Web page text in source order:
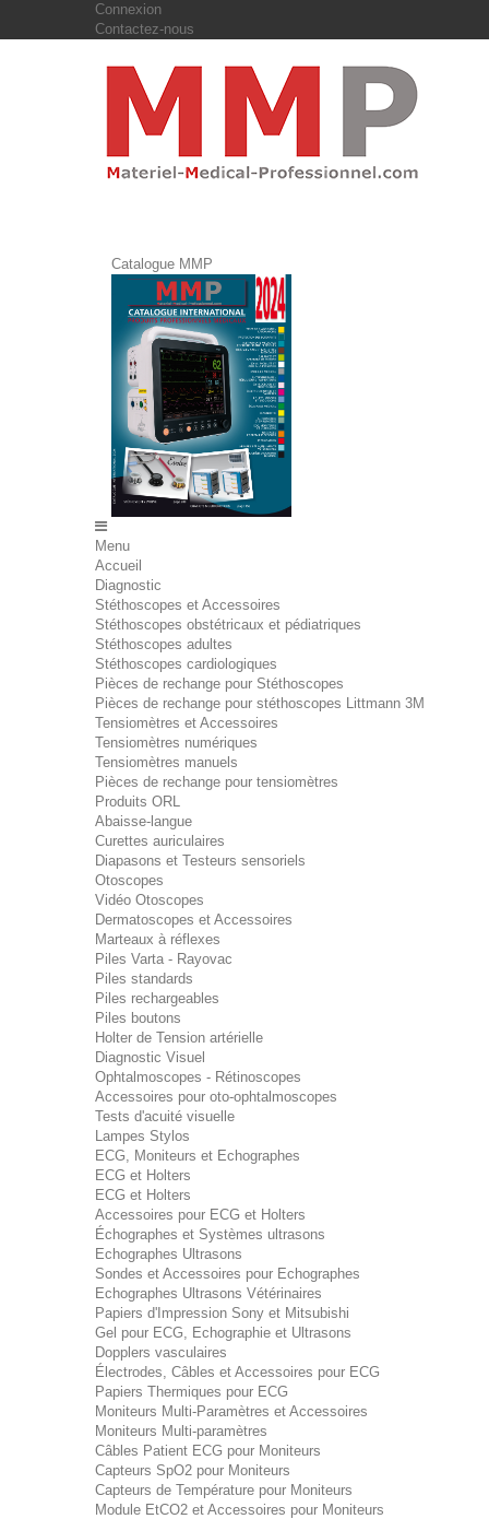
Connexion
Contactez-nous
Catalogue MMP
Menu
Accueil
Diagnostic
Stéthoscopes et Accessoires
Stéthoscopes obstétricaux et pédiatriques
Stéthoscopes adultes
Stéthoscopes cardiologiques
Pièces de rechange pour Stéthoscopes
Pièces de rechange pour stéthoscopes Littmann 3M
Tensiomètres et Accessoires
Tensiomètres numériques
Tensiomètres manuels
Pièces de rechange pour tensiomètres
Produits ORL
Abaisse-langue
Curettes auriculaires
Diapasons et Testeurs sensoriels
Otoscopes
Vidéo Otoscopes
Dermatoscopes et Accessoires
Marteaux à réflexes
Piles Varta - Rayovac
Piles standards
Piles rechargeables
Piles boutons
Holter de Tension artérielle
Diagnostic Visuel
Ophtalmoscopes - Rétinoscopes
Accessoires pour oto-ophtalmoscopes
Tests d'acuité visuelle
Lampes Stylos
ECG, Moniteurs et Echographes
ECG et Holters
ECG et Holters
Accessoires pour ECG et Holters
Échographes et Systèmes ultrasons
Echographes Ultrasons
Sondes et Accessoires pour Echographes
Echographes Ultrasons Vétérinaires
Papiers d'Impression Sony et Mitsubishi
Gel pour ECG, Echographie et Ultrasons
Dopplers vasculaires
Électrodes, Câbles et Accessoires pour ECG
Papiers Thermiques pour ECG
Moniteurs Multi-Paramètres et Accessoires
Moniteurs Multi-paramètres
Câbles Patient ECG pour Moniteurs
Capteurs SpO2 pour Moniteurs
Capteurs de Température pour Moniteurs
Module EtCO2 et Accessoires pour Moniteurs